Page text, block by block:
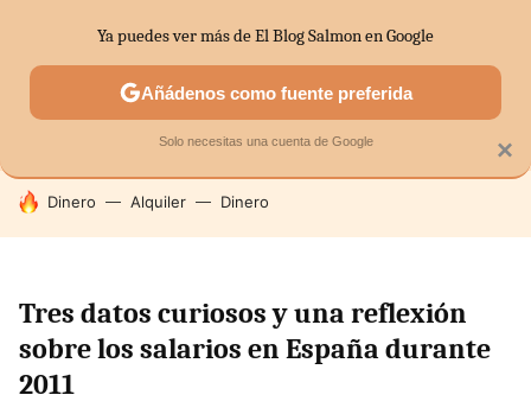
SECTORES ECONOMÍA DOMÉSTICA MERCADOS
HOY SE HABLA DE
Dinero Alquiler Dinero
Tres datos curiosos y una reflexión
sobre los salarios en España durante
2011
×
Ya puedes ver más de El Blog Salmon en Google
Añádenos como fuente preferida
Solo necesitas una cuenta de Google